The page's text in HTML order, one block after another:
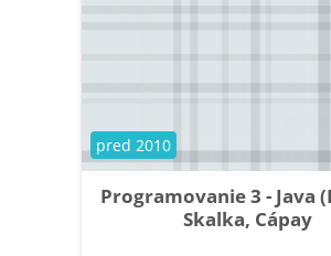
Programovanie 3 - Java
Skalka, Cápay
Kategória kurzu
pred 2010